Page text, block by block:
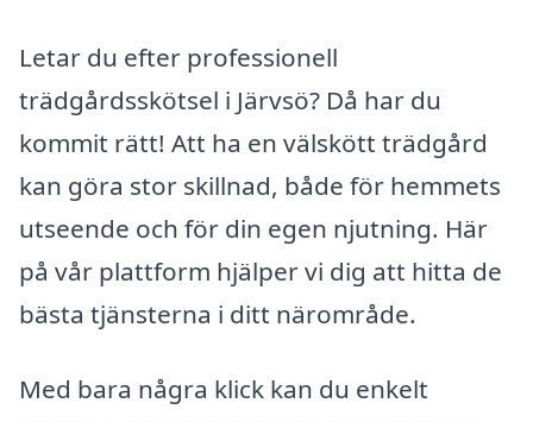
Letar du efter professionell
trädgårdsskötsel i Järvsö? Då har du
kommit rätt! Att ha en välskött trädgård
kan göra stor skillnad, både för hemmets
utseende och för din egen njutning. Här
på vår plattform hjälper vi dig att hitta de
bästa tjänsterna i ditt närområde.
Med bara några klick kan du enkelt